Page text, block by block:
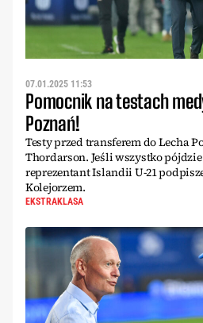
07.01.2025 11:53
Pomocnik na testach
Poznań!
Testy przed transferem do Lecha
Thordarson. Jeśli wszystko
reprezentant Islandii U-21
Kolejorzem.
EKSTRAKLASA